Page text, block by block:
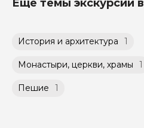
Ещё темы экскурсий в
История и архитектура 1
Монастыри, церкви, храмы 1
Пешие 1